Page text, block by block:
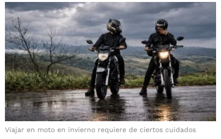
Viajar en moto en invierno requiere de ciertos cuidados